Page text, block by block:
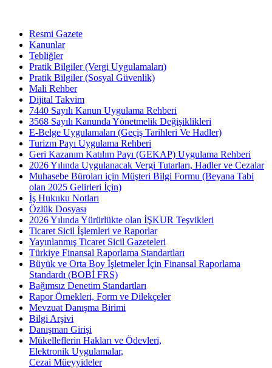
Resmi Gazete
Kanunlar
Tebliğler
Pratik Bilgiler (Vergi Uygulamaları)
Pratik Bilgiler (Sosyal Güvenlik)
Mali Rehber
Dijital Takvim
7440 Sayılı Kanun Uygulama Rehberi
3568 Sayılı Kanunda Yönetmelik Değişiklikleri
E-Belge Uygulamaları (Geçiş Tarihleri Ve Hadler)
Turizm Payı Uygulama Rehberi
Geri Kazanım Katılım Payı (GEKAP) Uygulama Rehberi
2026 Yılında Uygulanacak Vergi Tutarları, Hadler ve Cezalar
Muhasebe Büroları için Müşteri Bilgi Formu (Beyana Tabi
olan 2025 Gelirleri İçin)
İş Hukuku Notları
Özlük Dosyası
2026 Yılında Yürürlükte olan İŞKUR Teşvikleri
Ticaret Sicil İşlemleri ve Raporlar
Yayınlanmış Ticaret Sicil Gazeteleri
Türkiye Finansal Raporlama Standartları
Büyük ve Orta Boy İşletmeler İçin Finansal Raporlama
Standardı (BOBİ FRS)
Bağımsız Denetim Standartları
Rapor Örnekleri, Form ve Dilekçeler
Mevzuat Danışma Birimi
Bilgi Arşivi
Danışman Girişi
Mükelleflerin Hakları ve Ödevleri,
Elektronik Uygulamalar,
Cezai Müeyyideler